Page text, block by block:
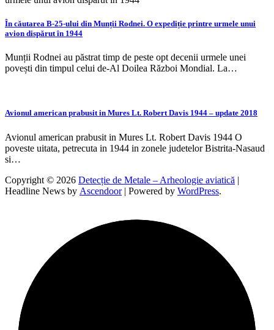
În căutarea B-25-ului din Munții Rodnei. O expediție printre urmele unui
avion dispărut în 1944
Munții Rodnei au păstrat timp de peste opt decenii urmele unei
povești din timpul celui de-Al Doilea Război Mondial. La…
Avionul american prabusit in Mures Lt. Robert Davis 1944 – update 2018
Avionul american prabusit in Mures Lt. Robert Davis 1944 O
poveste uitata, petrecuta in 1944 in zonele judetelor Bistrita-Nasaud
si…
Copyright © 2026 Detecție de Metale – Arheologie aviatică |
Headline News by Ascendoor| Powered by WordPress.